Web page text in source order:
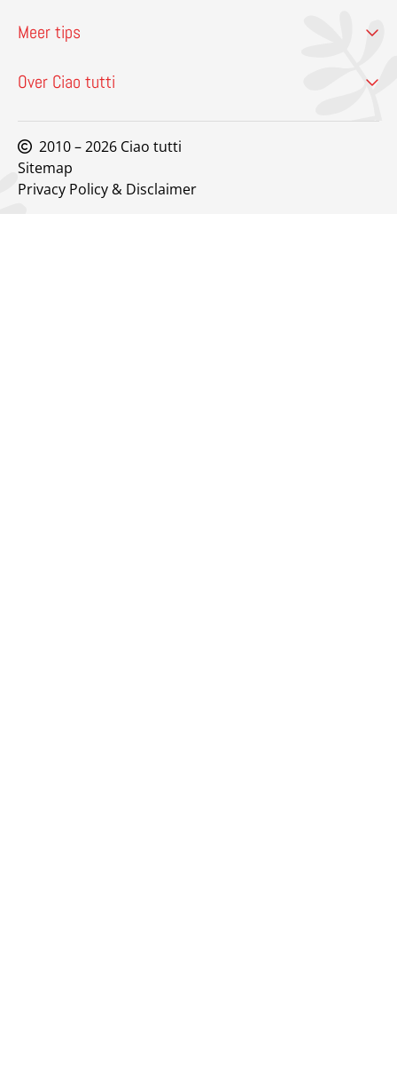
Meer tips
Over Ciao tutti
2010 – 2026 Ciao tutti
Sitemap
Privacy Policy & Disclaimer